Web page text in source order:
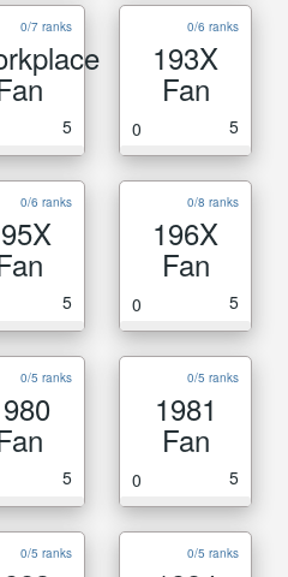
0/7 ranks
5
0/6 ranks
193X
Fan
0 5
0/6 ranks
5
0/8 ranks
196X
Fan
0 5
0/5 ranks
5
0/5 ranks
1981
Fan
0 5
0/5 ranks 0/5 ranks